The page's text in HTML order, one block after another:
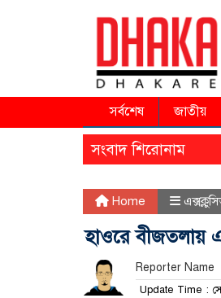
সর্বশেষ
জাতীয়
সংবাদ শিরোনাম
Home
হাওরে বীজতলায়
Reporter Name
Update Time :